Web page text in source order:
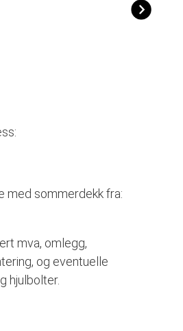
med sommerdekk fra:
mva, omlegg,
og eventuelle
hjulbolter.